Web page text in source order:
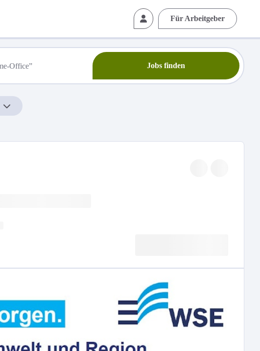
Für Arbeitgeber
Jobs finden